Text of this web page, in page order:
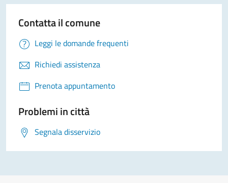
Contatta il comune
Leggi le domande frequenti
Richiedi assistenza
Prenota appuntamento
Problemi in città
Segnala disservizio